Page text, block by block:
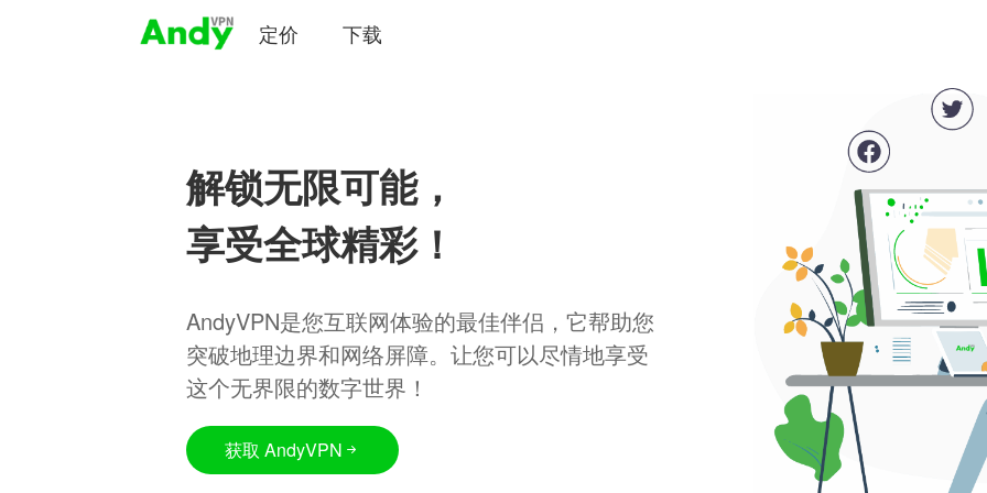
定价 下载
解锁无限可能，
享受全球精彩！
AndyVPN是您互联网体验的最佳伴侣，它帮助您
突破地理边界和网络屏障。让您可以尽情地享受
这个无界限的数字世界！
获取 AndyVPN